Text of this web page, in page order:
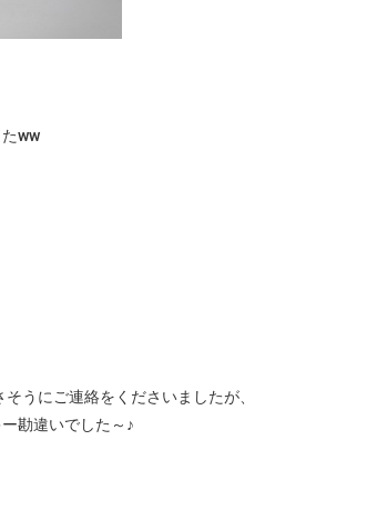
ww
うにご連絡をくださいましたが、
勘違いでした～♪